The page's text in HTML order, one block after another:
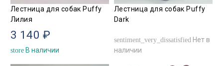
Лестница для собак Puffy
Лилия
3 140 ₽
store В наличии
Лестница для собак Puffy
Dark
sentiment_very_dissatisfied Нет в
наличии